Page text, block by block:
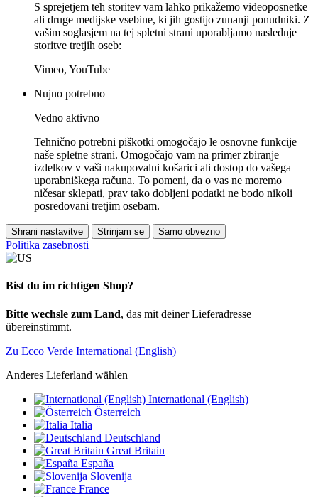
S sprejetjem teh storitev vam lahko prikažemo videoposnetke
ali druge medijske vsebine, ki jih gostijo zunanji ponudniki. Z
vašim soglasjem na tej spletni strani uporabljamo naslednje
storitve tretjih oseb:
Vimeo, YouTube
Nujno potrebno
Vedno aktivno
Tehnično potrebni piškotki omogočajo le osnovne funkcije
naše spletne strani. Omogočajo vam na primer zbiranje
izdelkov v vaši nakupovalni košarici ali dostop do vašega
uporabniškega računa. To pomeni, da o vas ne moremo
ničesar sklepati, prav tako dobljeni podatki ne bodo nikoli
posredovani tretjim osebam.
Shrani nastavitve Strinjam se Samo obvezno
Politika zasebnosti
Bist du im richtigen Shop?
Bitte wechsle zum Land, das mit deiner Lieferadresse
übereinstimmt.
Zu Ecco Verde International (English)
Anderes Lieferland wählen
International (English)
Österreich
Italia
Deutschland
Great Britain
España
Slovenija
France